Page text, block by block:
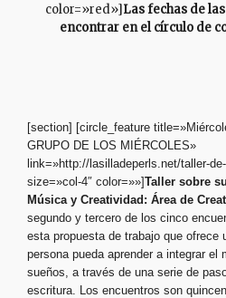
color=»red»]Las fechas de
encontrar en el círculo de
[section] [circle_feature
GRUPO DE LOS MIÉRCOLES»
link=»http://lasilladeperls.net/taller-
size=»col-4″ color=»»]Taller sobre
Música y Creatividad: Área de
segundo y tercero de los cinco
esta propuesta de trabajo que ofrece
persona pueda aprender a integrar el
sueños, a través de una serie de
escritura. Los encuentros son